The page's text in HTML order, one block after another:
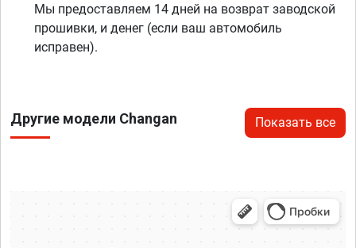
Мы предоставляем 14 дней на возврат заводской
прошивки, и денег (если ваш автомобиль
исправен).
Другие модели Changan Показать все